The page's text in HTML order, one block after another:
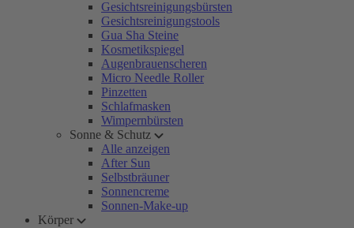
Gesichtsreinigungsbürsten
Gesichtsreinigungstools
Gua Sha Steine
Kosmetikspiegel
Augenbrauenscheren
Micro Needle Roller
Pinzetten
Schlafmasken
Wimpernbürsten
Sonne & Schutz
Alle anzeigen
After Sun
Selbstbräuner
Sonnencreme
Sonnen-Make-up
Körper